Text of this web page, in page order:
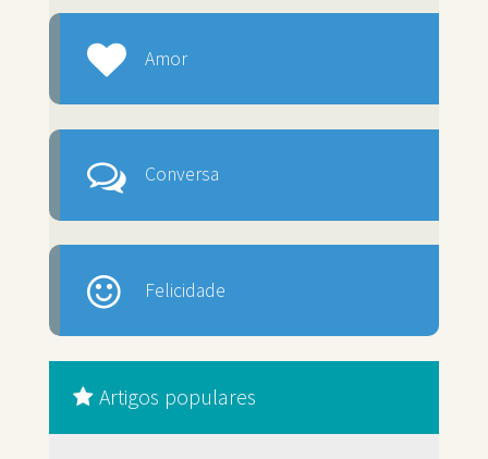
Amor
Conversa
Felicidade
Artigos populares